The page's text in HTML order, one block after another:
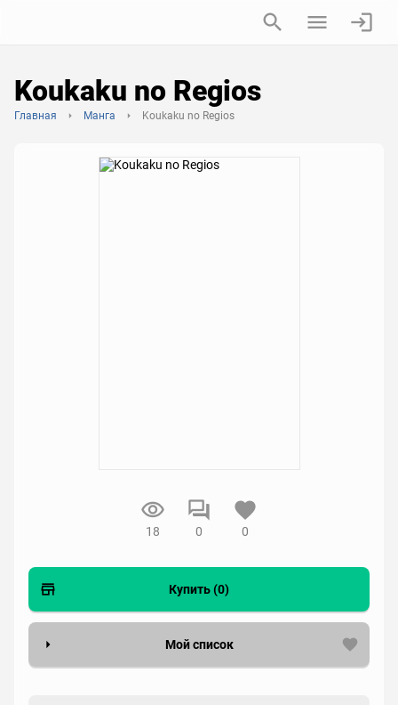
Koukaku no Regios
Главная Манга Koukaku no Regios
18 0 0
Купить (0)
Мой список